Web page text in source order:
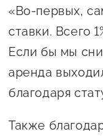
«Во-первых,
ставки. Всего
Если бы мы
аренда
благодаря
Также